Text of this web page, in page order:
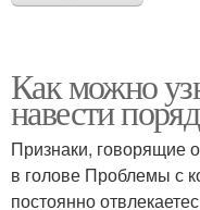
Как можно
навести
Признаки, говорящие
в голове Проблемы с
постоянно